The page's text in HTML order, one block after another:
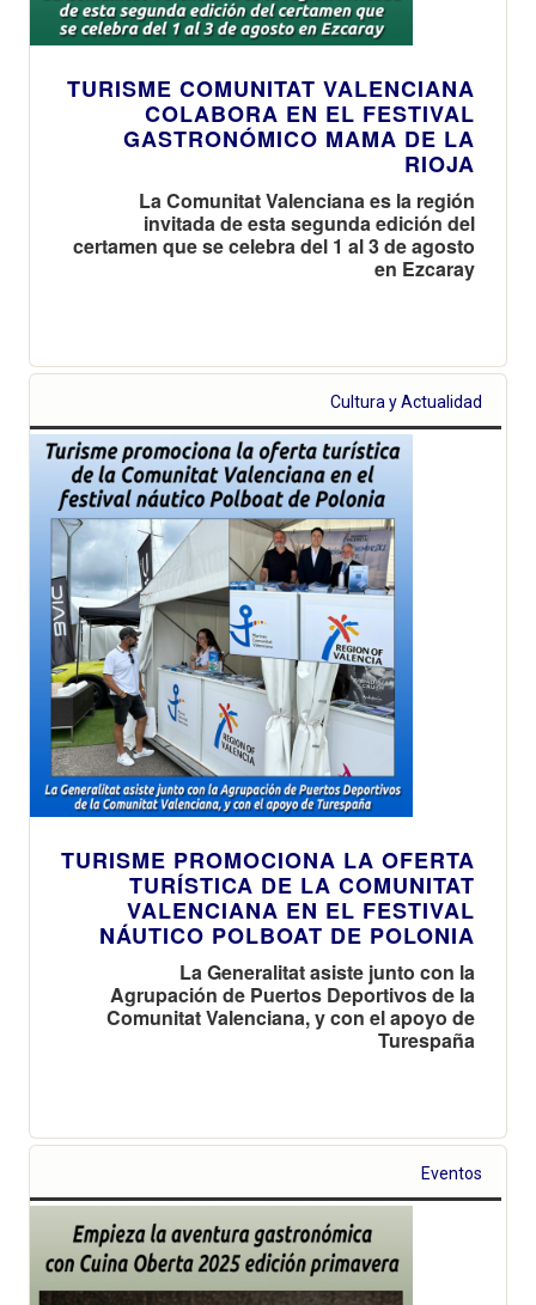
TURISME COMUNITAT VALENCIANA
COLABORA EN EL FESTIVAL
GASTRONÓMICO MAMA DE LA
RIOJA
La Comunitat Valenciana es la región
invitada de esta segunda edición del
certamen que se celebra del 1 al 3 de agosto
en Ezcaray
Cultura y Actualidad
TURISME PROMOCIONA LA OFERTA
TURÍSTICA DE LA COMUNITAT
VALENCIANA EN EL FESTIVAL
NÁUTICO POLBOAT DE POLONIA
La Generalitat asiste junto con la
Agrupación de Puertos Deportivos de la
Comunitat Valenciana, y con el apoyo de
Turespaña
Eventos